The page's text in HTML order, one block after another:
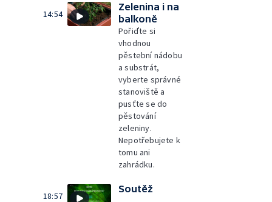
14:54
Zelenina i na
balkoně
Pořiďte si
vhodnou
pěstební nádobu
a substrát,
vyberte správné
stanoviště a
pusťte se do
pěstování
zeleniny.
Nepotřebujete k
tomu ani
zahrádku.
18:57
Soutěž